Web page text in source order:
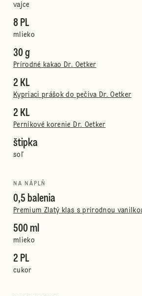
vajce
8 PL
mlieko
30 g
Prírodné kakao Dr. Oetker
2 KL
Kypriaci prášok do pečiva Dr. Oetker
2 KL
Perníkové korenie Dr. Oetker
štipka
soľ
NA NÁPLŇ
0,5 balenia
Premium Zlatý klas s prírodnou
500 ml
mlieko
2 PL
cukor